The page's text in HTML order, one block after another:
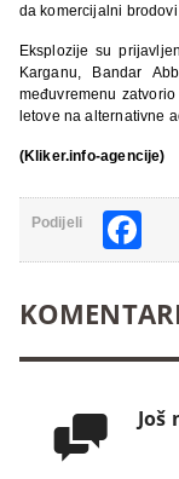
da komercijalni
Eksplozije su
Karganu, Bandar
međuvremenu
letove na alternativne
(Kliker.info-agencije)
Podijeli
 Još